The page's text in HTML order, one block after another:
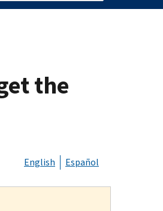
the
English Español